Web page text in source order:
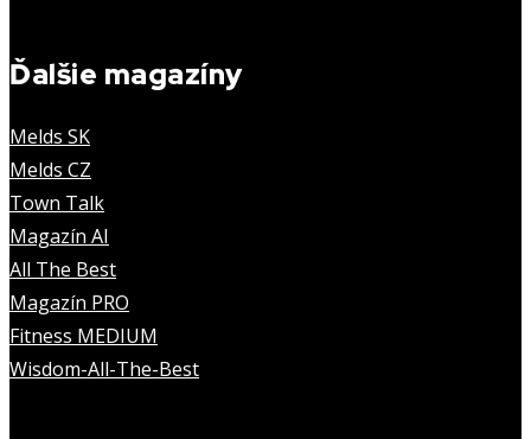
Ďalšie magazíny
Melds SK
Melds CZ
Town Talk
Magazín AI
All The Best
Magazín PRO
Fitness MEDIUM
Wisdom-All-The-Best